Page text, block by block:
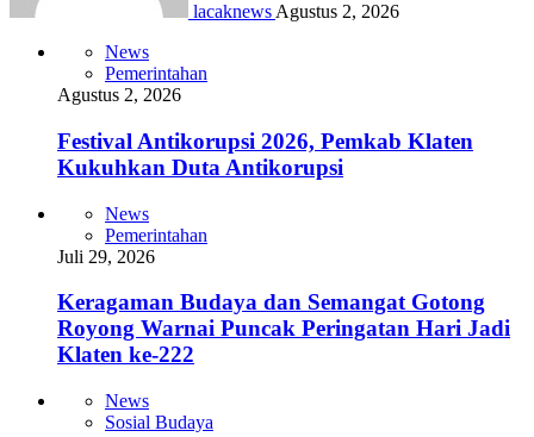
lacaknews Agustus 2, 2026
News
Pemerintahan
Agustus 2, 2026
Festival Antikorupsi 2026, Pemkab Klaten
Kukuhkan Duta Antikorupsi
News
Pemerintahan
Juli 29, 2026
Keragaman Budaya dan Semangat Gotong
Royong Warnai Puncak Peringatan Hari Jadi
Klaten ke-222
News
Sosial Budaya